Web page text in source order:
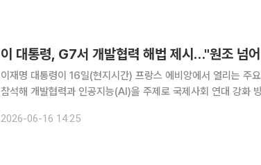
이 대통령, G7서 개발협력 해법 제시…"원조 넘
이재명 대통령이 16일(현지시간) 프랑스 에비앙에서 열리는 주
참석해 개발협력과 인공지능(AI)을 주제로 국제사회 연대 강화 방안을 제시한
국제 연대 재건(Forging New Partnerships a
2026-06-16 14:25